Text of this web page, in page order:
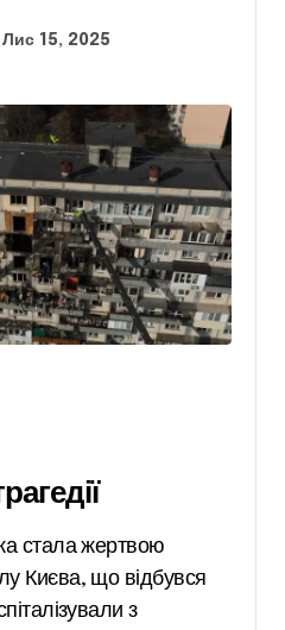
Лис 15, 2025
Києва, що відбувся
з